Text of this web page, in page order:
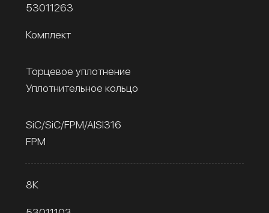
53011263
Комплект
Торцевое уплотнение
Уплотнительное кольцо
SiC/SiC/FPM/AISI316
FPM
8К